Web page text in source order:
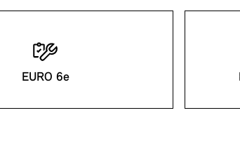
EURO 6e